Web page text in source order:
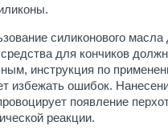
силиконового масла
для кончиков
инструкция по
избежать ошибок.
появление
реакции.